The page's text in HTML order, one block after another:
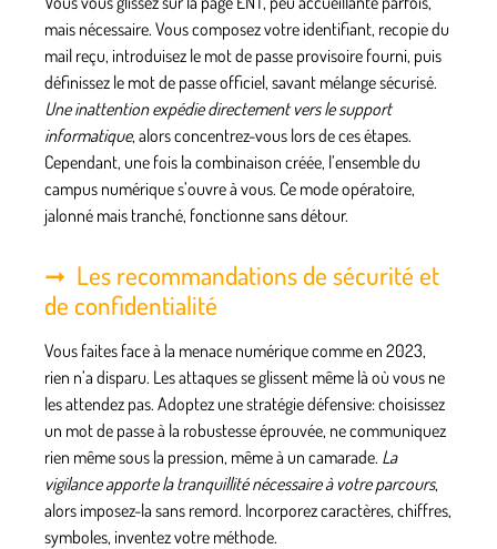
mais nécessaire. Vous composez votre identifiant, recopie du
mail reçu, introduisez le mot de passe provisoire fourni, puis
définissez le mot de passe officiel, savant mélange sécurisé.
Une inattention expédie directement vers le support
informatique, alors concentrez-vous lors de ces étapes.
Cependant, une fois la combinaison créée, l’ensemble du
campus numérique s’ouvre à vous. Ce mode opératoire,
jalonné mais tranché, fonctionne sans détour.
Les recommandations de sécurité et
de confidentialité
Vous faites face à la menace numérique comme en 2023,
rien n’a disparu. Les attaques se glissent même là où vous ne
les attendez pas. Adoptez une stratégie défensive: choisissez
un mot de passe à la robustesse éprouvée, ne communiquez
rien même sous la pression, même à un camarade. La
vigilance apporte la tranquillité nécessaire à votre parcours,
alors imposez-la sans remord. Incorporez caractères, chiffres,
symboles, inventez votre méthode.